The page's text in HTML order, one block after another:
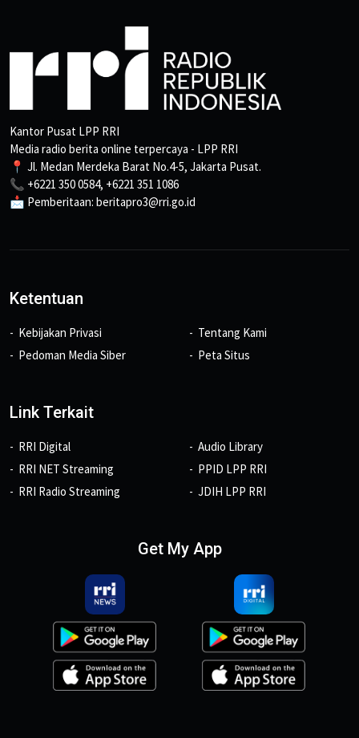
Kantor Pusat LPP RRI
Media radio berita online terpercaya - LPP RRI
📍 Jl. Medan Merdeka Barat No.4-5, Jakarta Pusat.
📞 +6221 350 0584, +6221 351 1086
📩 Pemberitaan: beritapro3@rri.go.id
Ketentuan
Kebijakan Privasi
Pedoman Media Siber
Tentang Kami
Peta Situs
Link Terkait
RRI Digital
RRI NET Streaming
RRI Radio Streaming
Audio Library
PPID LPP RRI
JDIH LPP RRI
Get My App